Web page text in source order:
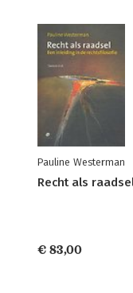
Pauline Westerman
Recht als
€ 83,00